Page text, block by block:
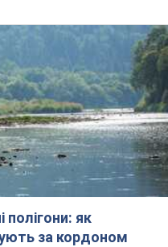
полігони: як
за кордоном